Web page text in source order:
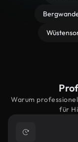
Warum
für